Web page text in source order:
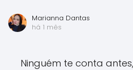
Marianna Dantas
há 1 mês
Ninguém te conta